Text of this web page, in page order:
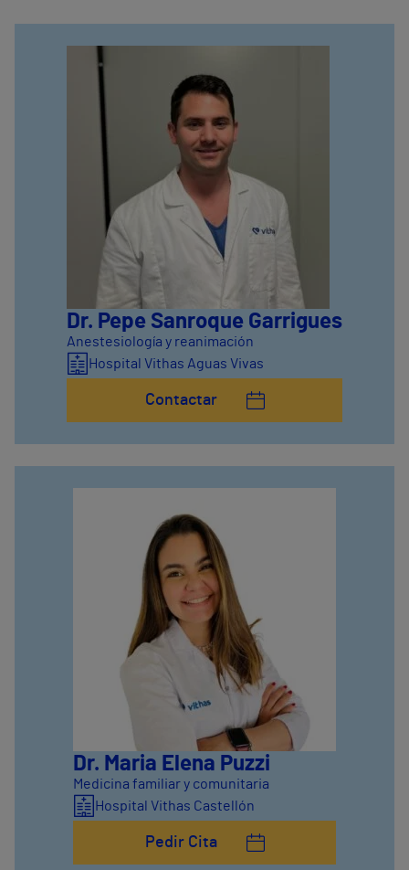
Dr. Pepe Sanroque Garrigues
Anestesiología y reanimación
Hospital Vithas Aguas Vivas
Contactar
Dr. Maria Elena Puzzi
Medicina familiar y comunitaria
Hospital Vithas Castellón
Pedir Cita